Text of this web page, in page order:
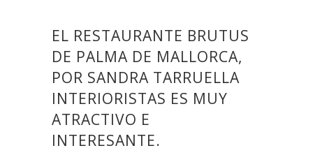
EL RESTAURANTE BRUTUS
DE PALMA DE MALLORCA,
POR SANDRA TARRUELLA
INTERIORISTAS ES MUY
ATRACTIVO E
INTERESANTE.